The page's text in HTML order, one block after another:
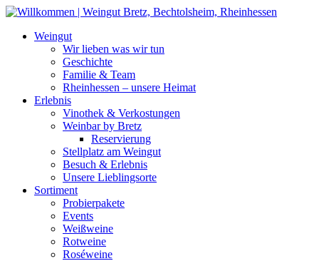
Weiter
Inhalt
Weingut
Wir lieben was wir tun
Geschichte
Familie & Team
Rheinhessen – unsere Heimat
Erlebnis
Vinothek & Verkostungen
Weinbar by Bretz
Reservierung
Stellplatz am Weingut
Besuch & Erlebnis
Unsere Lieblingsorte
Sortiment
Probierpakete
Events
Weißweine
Rotweine
Roséweine